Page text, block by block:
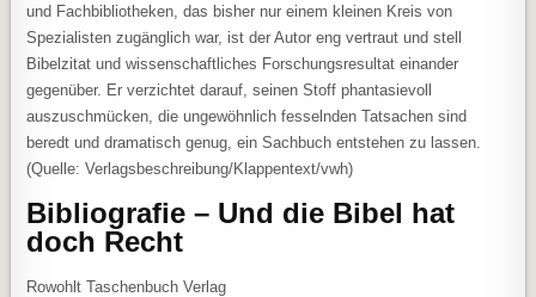
und Fachbibliotheken, das bisher nur einem kleinen Kreis von
Spezialisten zugänglich war, ist der Autor eng vertraut und stell
Bibelzitat und wissenschaftliches Forschungsresultat einander
gegenüber. Er verzichtet darauf, seinen Stoff phantasievoll
auszuschmücken, die ungewöhnlich fesselnden Tatsachen sind
beredt und dramatisch genug, ein Sachbuch entstehen zu lassen.
(Quelle: Verlagsbeschreibung/Klappentext/vwh)
Bibliografie – Und die Bibel hat
doch Recht
Rowohlt Taschenbuch Verlag